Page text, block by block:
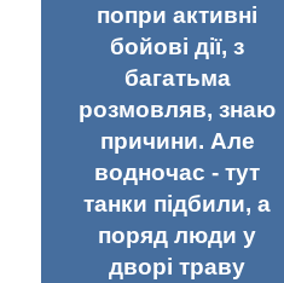
попри активні
бойові дії, з
багатьма
розмовляв, знаю
причини. Але
водночас - тут
танки підбили, а
поряд люди у
дворі траву